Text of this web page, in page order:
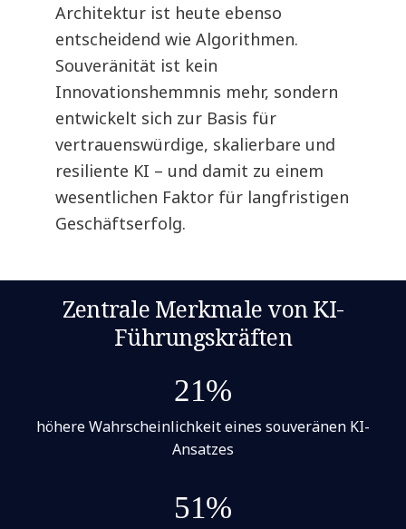
Architektur ist heute ebenso
entscheidend wie Algorithmen.
Souveränität ist kein
Innovationshemmnis mehr, sondern
entwickelt sich zur Basis für
vertrauenswürdige, skalierbare und
resiliente KI – und damit zu einem
wesentlichen Faktor für langfristigen
Geschäftserfolg.
Zentrale Merkmale von KI-
Führungskräften
21%
höhere Wahrscheinlichkeit eines souveränen KI-
Ansatzes
51%